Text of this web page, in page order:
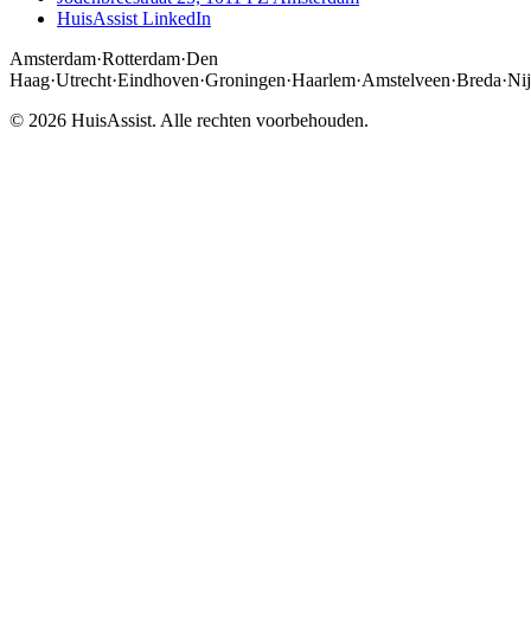
HuisAssist LinkedIn
Amsterdam·Rotterdam·Den
Haag·Utrecht·Eindhoven·Groningen·Haarlem·Amstelveen·Breda·
© 2026 HuisAssist. Alle rechten voorbehouden.